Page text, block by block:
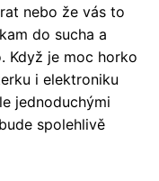
nebo že vás to
do sucha a
Když je moc horko
i elektroniku
jednoduchými
spolehlivě